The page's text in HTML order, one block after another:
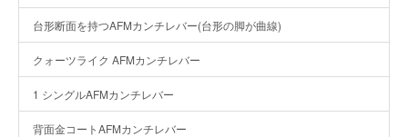
台形断面を持つAFMカンチレバー(台形の脚が曲線)
クォーツライク AFMカンチレバー
1 シングルAFMカンチレバー
背面金コートAFMカンチレバー